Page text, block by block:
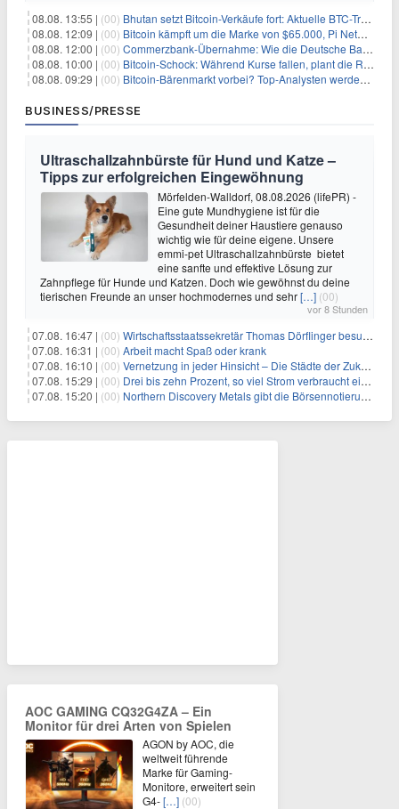
08.08. 13:55 | (00) Bhutan setzt Bitcoin-Verkäufe fort: Aktuelle BTC-Transaktionen
08.08. 12:09 | (00) Bitcoin kämpft um die Marke von $65.000, Pi Network gewinnt an Unterstützung
08.08. 12:00 | (00) Commerzbank-Übernahme: Wie die Deutsche Bank im Schatten zum großen Gewinner wird
08.08. 10:00 | (00) Bitcoin-Schock: Während Kurse fallen, plant die Regierung die Steuer-Bombe
08.08. 09:29 | (00) Bitcoin-Bärenmarkt vorbei? Top-Analysten werden optimistisch, aber die Geschichte sagt etwas anderes
BUSINESS/PRESSE
Ultraschallzahnbürste für Hund und Katze –
Tipps zur erfolgreichen Eingewöhnung
Mörfelden-Walldorf, 08.08.2026 (lifePR) -
Eine gute Mundhygiene ist für die
Gesundheit deiner Haustiere genauso
wichtig wie für deine eigene. Unsere
emmi-pet Ultraschallzahnbürste bietet
eine sanfte und effektive Lösung zur
Zahnpflege für Hunde und Katzen. Doch wie gewöhnst du deine
tierischen Freunde an unser hochmodernes und sehr[…] (00)
vor 8 Stunden
07.08. 16:47 | (00) Wirtschaftsstaatssekretär Thomas Dörflinger besucht Handwerksbetrieb im Kammerbezirk Freiburg
07.08. 16:31 | (00) Arbeit macht Spaß oder krank
07.08. 16:10 | (00) Vernetzung in jeder Hinsicht – Die Städte der Zukunft sind grün-blau
07.08. 15:29 | (00) Drei bis zehn Prozent, so viel Strom verbraucht ein Aufzug im Gebäude
07.08. 15:20 | (00) Northern Discovery Metals gibt die Börsennotierung an der Frankfurter Wertpapierbörse bekannt
AOC GAMING CQ32G4ZA – Ein
Monitor für drei Arten von Spielen
AGON by AOC, die
weltweit führende
Marke für Gaming-
Monitore, erweitert sein
G4-[…] (00)